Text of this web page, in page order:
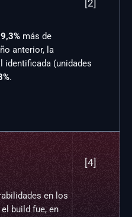
[2]
más de
anterior, la
(unidades
.
[4]
en los
build fue, en